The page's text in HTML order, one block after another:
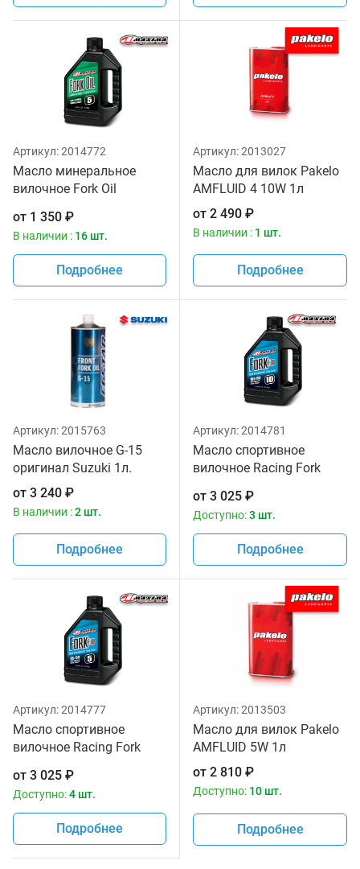
Артикул:2014772
Масло минеральное
вилочное Fork Oil
Maxima 1 литр
от 1 350 ₽
В наличии : 16 шт.
Подробнее
Артикул:2013027
Масло для вилок Pakelo
AMFLUID 4 10W 1л
от 2 490 ₽
В наличии : 1 шт.
Подробнее
Артикул:2015763
Масло вилочное G-15
оригинал Suzuki 1л.
от 3 240 ₽
В наличии :2 шт.
Подробнее
Артикул:2014781
Масло спортивное
вилочное Racing Fork
Maxima 1 литр
от 3 025 ₽
Доступно:3 шт.
Подробнее
Артикул:2014777
Масло спортивное
вилочное Racing Fork
1 литр
от 3 025 ₽
Доступно:4 шт.
Подробнее
Артикул:2013503
Масло для вилок Pakelo
AMFLUID 5W 1л
от 2 810 ₽
Доступно: 10 шт.
Подробнее